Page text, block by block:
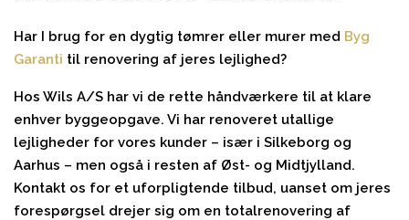
Har I brug for en dygtig tømrer eller murer med Byg
Garanti til renovering af jeres lejlighed?
Hos Wils A/S har vi de rette håndværkere til at klare
enhver byggeopgave. Vi har renoveret utallige
lejligheder for vores kunder – især i Silkeborg og
Aarhus – men også i resten af Øst- og Midtjylland.
Kontakt os for et uforpligtende tilbud, uanset om jeres
forespørgsel drejer sig om en totalrenovering af